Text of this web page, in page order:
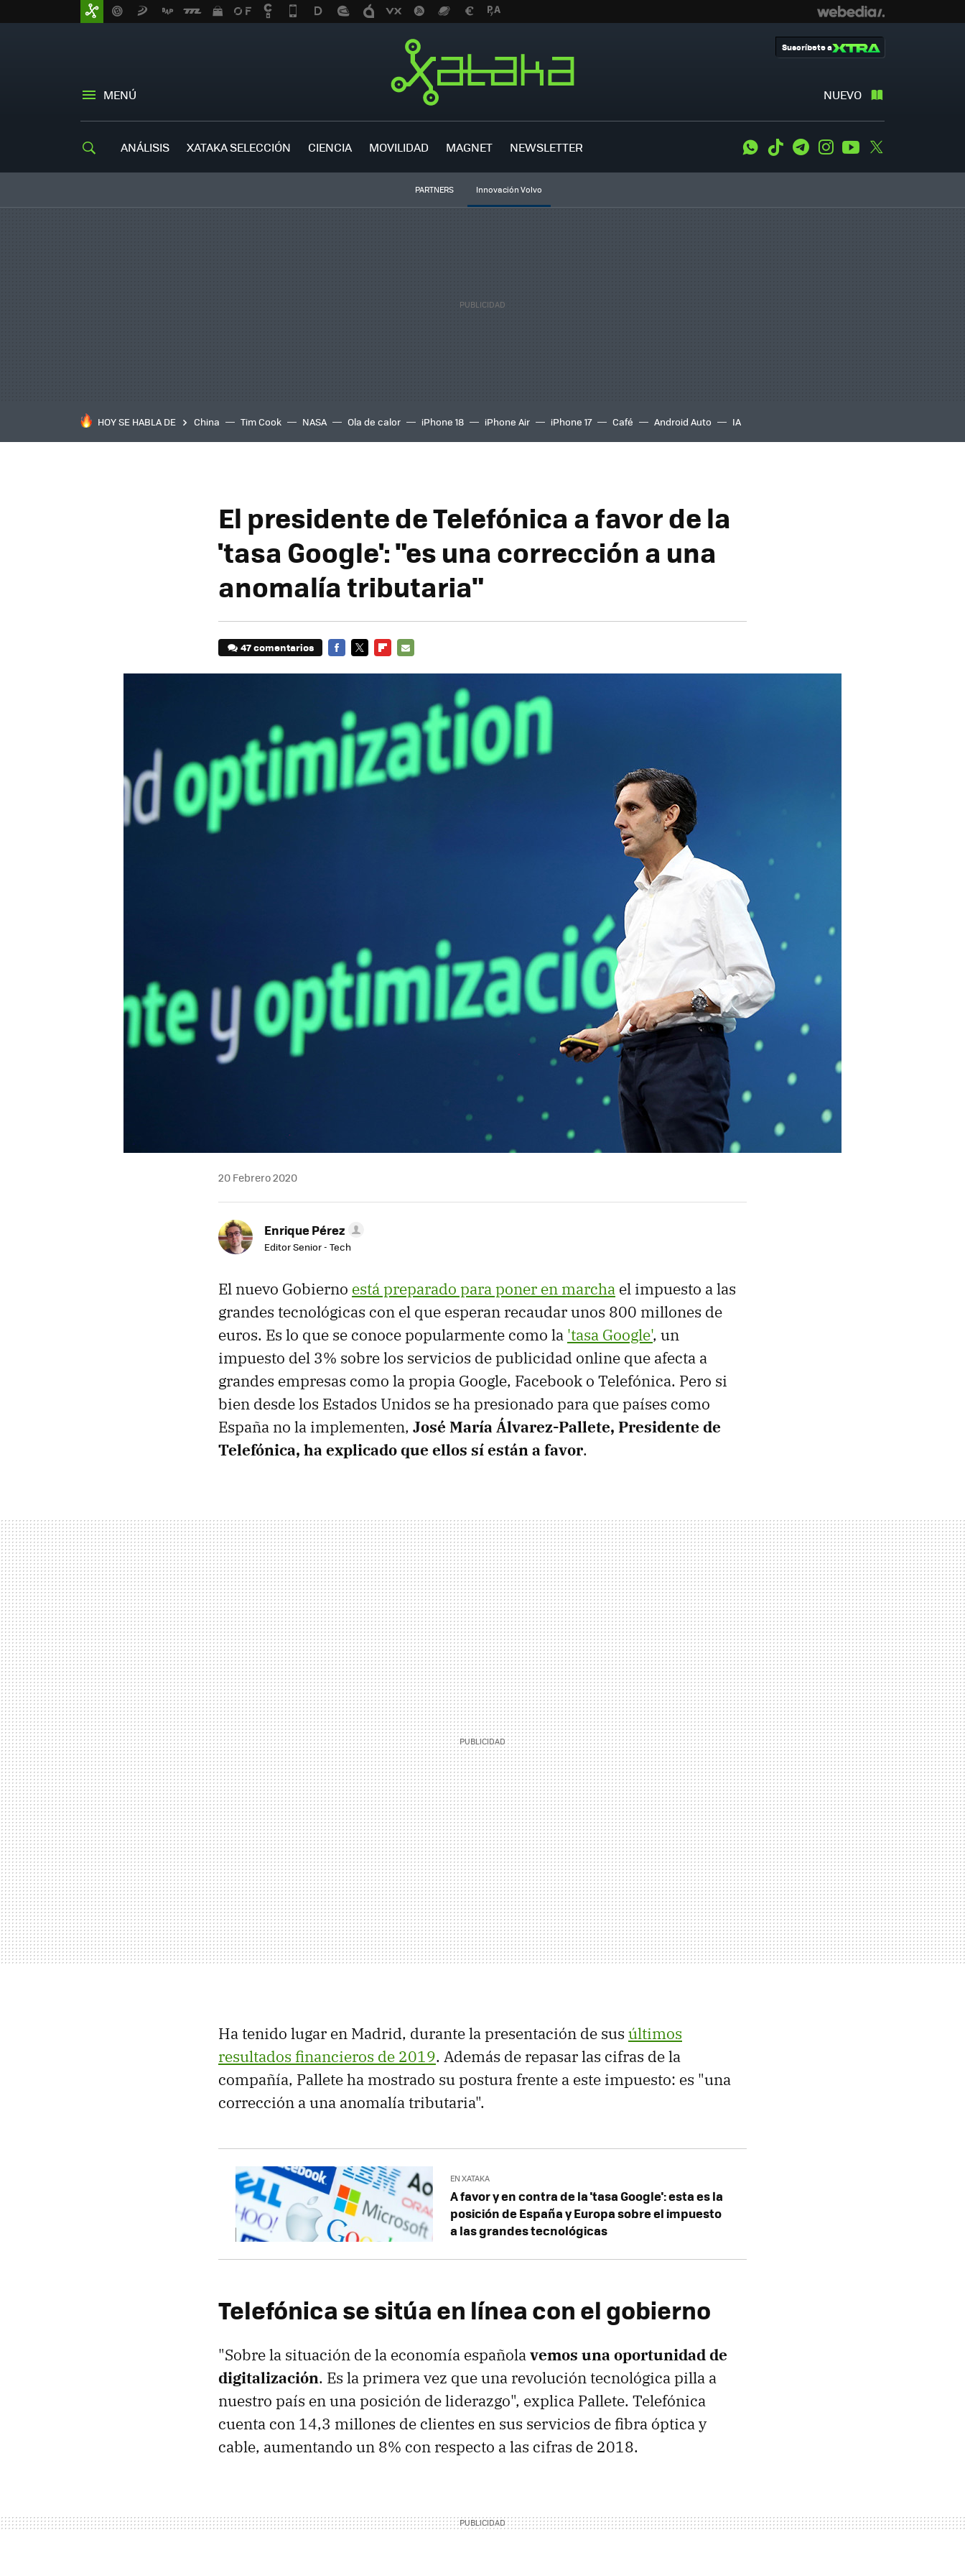
MENÚ NUEVO
Suscríbete a
ANÁLISIS XATAKA SELECCIÓN CIENCIA MOVILIDAD MAGNET NEWSLETTER WhatsApp
Tiktok TelegramInstagramYoutube
PARTNERS Innovación Volvo
HOY SE HABLA DE China Tim Cook NASA Ola de calor iPhone 18 iPhone Air iPhone 17 Café Android Auto IA
El presidente de Telefónica a favor de la
'tasa Google': "es una corrección a una
anomalía tributaria"
47 comentarios
20 Febrero 2020
Enrique Pérez
Editor Senior - Tech
El nuevo Gobierno está preparado para poner en marcha el impuesto a las
grandes tecnológicas con el que esperan recaudar unos 800 millones de
euros. Es lo que se conoce popularmente como la 'tasa Google', un
impuesto del 3% sobre los servicios de publicidad online que afecta a
grandes empresas como la propia Google, Facebook o Telefónica. Pero si
bien desde los Estados Unidos se ha presionado para que países como
España no la implementen, José María Álvarez-Pallete, Presidente de
Telefónica, ha explicado que ellos sí están a favor.
Ha tenido lugar en Madrid, durante la presentación de sus últimos
resultados financieros de 2019. Además de repasar las cifras de la
compañía, Pallete ha mostrado su postura frente a este impuesto: es "una
corrección a una anomalía tributaria".
EN XATAKA
A favor y en contra de la 'tasa Google': esta es la
posición de España y Europa sobre el impuesto
a las grandes tecnológicas
Telefónica se sitúa en línea con el gobierno
"Sobre la situación de la economía españolavemos una oportunidad de
digitalización. Es la primera vez que una revolución tecnológica pilla a
nuestro país en una posición de liderazgo", explica Pallete. Telefónica
cuenta con 14,3 millones de clientes en sus servicios de fibra óptica y
cable, aumentando un 8% con respecto a las cifras de 2018.